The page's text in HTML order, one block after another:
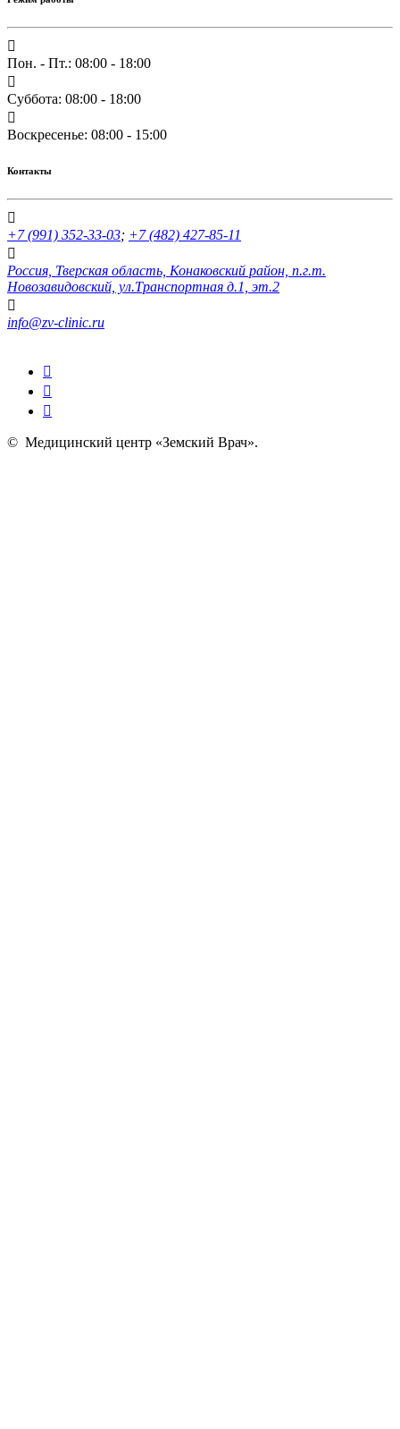
Пон. - Пт.: 08:00 - 18:00
Суббота: 08:00 - 18:00
Воскресенье: 08:00 - 15:00
Контакты
+7 (991) 352-33-03; +7 (482) 427-85-11
Россия, Тверская область, Конаковский район, п.г.т.
Новозавидовский, ул.Транспортная д.1, эт.2
info@zv-clinic.ru
© Медицинский центр «Земский Врач».